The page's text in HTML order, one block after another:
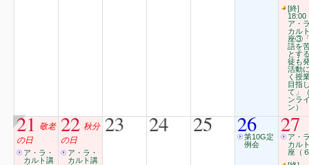
[終]
18:00
ア・
カル
座③
語を
とす
徒も
活動
く授
目指
て」
ンラ
ン）
21 敬老
の日
ア・ラ・
カルト講
22 秋分
の日
ア・ラ・
カルト講
23 24 25 26
第10G定
例会
27
ア・
カル
座（